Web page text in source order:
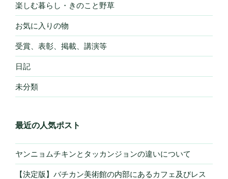
楽しむ暮らし・きのこと野草
お気に入りの物
受賞、表彰、掲載、講演等
日記
未分類
最近の人気ポスト
ヤンニョムチキンとタッカンジョンの違いについて
【決定版】バチカン美術館の内部にあるカフェ及びレス